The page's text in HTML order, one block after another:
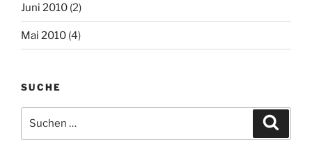
Juni 2010 (2)
Mai 2010 (4)
SUCHE
nach: